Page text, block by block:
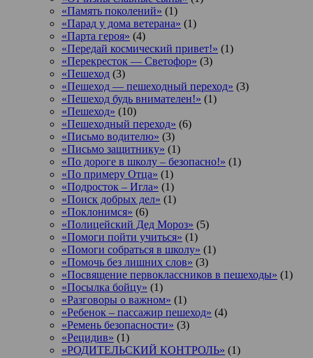
«Память поколений» (1)
«Парад у дома ветерана» (1)
«Парта героя» (4)
«Передай космический привет!» (1)
«Перекресток — Светофор» (3)
«Пешеход (3)
«Пешеход — пешеходный переход» (3)
«Пешеход будь внимателен!» (1)
«Пешеход» (10)
«Пешеходный переход» (6)
«Письмо водителю» (3)
«Письмо защитнику» (1)
«По дороге в школу – безопасно!» (1)
«По примеру Отца» (1)
«Подросток ‒ Игла» (1)
«Поиск добрых дел» (1)
«Поклонимся» (6)
«Полицейский Дед Мороз» (5)
«Помоги пойти учиться» (1)
«Помоги собраться в школу» (1)
«Помочь без лишних слов» (3)
«Посвящение первоклассников в пешеходы» (1)
«Посылка бойцу» (1)
«Разговоры о важном» (1)
«Ребенок – пассажир пешеход» (4)
«Ремень безопасности» (3)
«Рецидив» (1)
«РОДИТЕЛЬСКИЙ КОНТРОЛЬ» (1)